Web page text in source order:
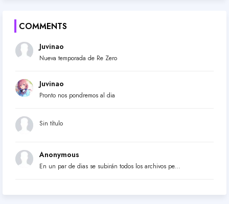
COMMENTS
Juvinao
Nueva temporada de Re Zero
Juvinao
Pronto nos pondremos al dia
Sin título
Anonymous
En un par de dias se subirán todos los archivos pe...